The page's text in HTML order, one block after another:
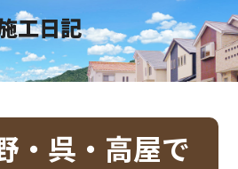
工日記
・呉・高屋で